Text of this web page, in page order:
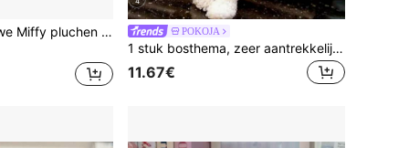
1 stuk 2026 nieuwe Miffy pluchen pop, schattig & zeer aantrekkelijk, geschikt voor verjaardag, feest, vakantie, fan cadeau, verrassingspop, voor vrienden en familie, willekeurige stijl
POKOJA
1 stuk bosthema, zeer aantrekkelijke 30 cm BJD-outfitset voor meisjes, enkele pop, prinsessenfiguur, cadeau voor tieners, verzamelaars, verjaardagsfeestjes
11.67€